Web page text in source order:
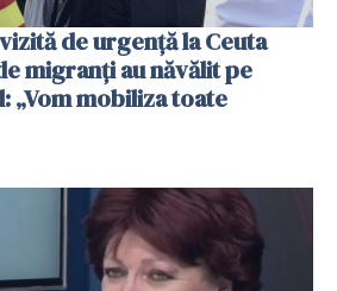
de urgență la Ceuta
migranți au năvălit pe
mobiliza toate